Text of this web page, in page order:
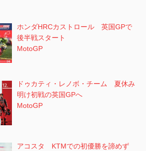
ホンダHRCカストロール 英国GPで
後半戦スタート
MotoGP
ドゥカティ・レノボ・チーム 夏休み
明け初戦の英国GPへ
MotoGP
アコスタ KTMでの初優勝を諦めず